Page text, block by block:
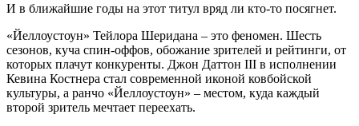
И в ближайшие годы на этот титул вряд ли кто-то посягнет.
«Йеллоустоун» Тейлора Шеридана – это феномен. Шесть
сезонов, куча спин-оффов, обожание зрителей и рейтинги, от
которых плачут конкуренты. Джон Даттон III в исполнении
Кевина Костнера стал современной иконой ковбойской
культуры, а ранчо «Йеллоустоун» – местом, куда каждый
второй зритель мечтает переехать.